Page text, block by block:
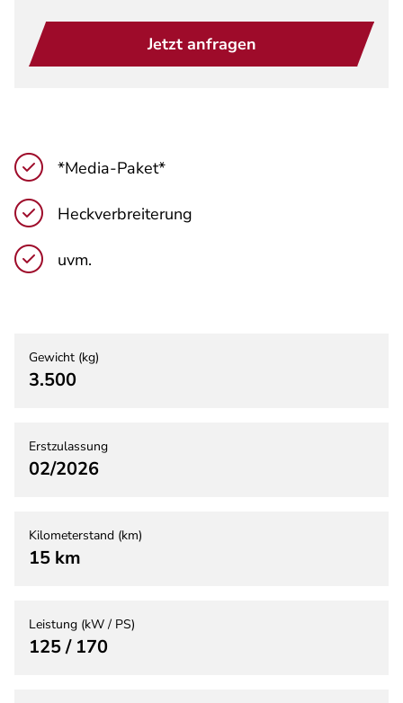
Jetzt anfragen
*Media-Paket*
Heckverbreiterung
uvm.
Gewicht (kg)
3.500
Erstzulassung
02/2026
Kilometerstand (km)
15 km
Leistung (kW / PS)
125 / 170